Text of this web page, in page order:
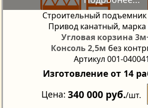
Строительный подъемник
Привод канатный, марка
Угловая корзина
Консоль 2,5м без
Артикул 001-040041
Изготовление от 14
Цена 340 000 руб./шт.